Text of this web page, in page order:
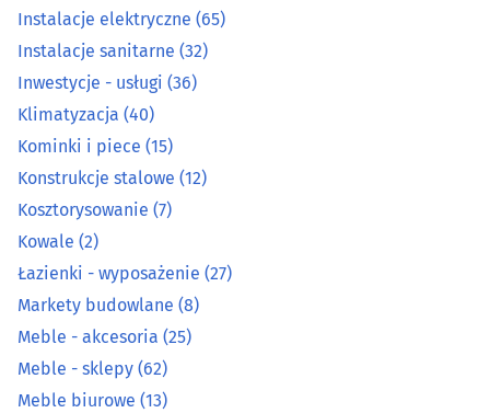
Instalacje C.O., gazowe, hydrauliczne
Instalacje elektryczne(65)
Instalacje sanitarne
Inwestycje - usługi (36)
Klimatyzacja
Kominki i piece(15)
Konstrukcje stalowe
Instalacje elektryczne (65)
Instalacje sanitarne (32)
Inwestycje - usługi (36)
Klimatyzacja (40)
Kominki i piece (15)
Konstrukcje stalowe (12)
Kosztorysowanie (7)
Kowale (2)
Łazienki - wyposażenie (27)
Markety budowlane (8)
Meble - akcesoria (25)
Meble - sklepy (62)
Meble biurowe (13)